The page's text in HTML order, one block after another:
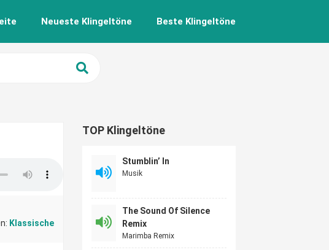
Neueste Klingeltöne Beste Klingeltöne
Klassische
TOP Klingeltöne
Stumblin’ In
Musik
The Sound Of Silence
Remix
Marimba Remix